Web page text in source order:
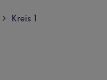
> Kreis 1